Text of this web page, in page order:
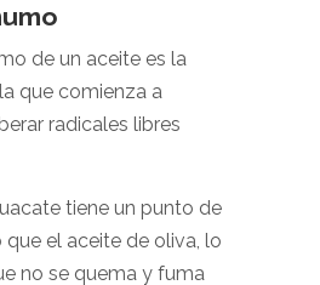
de un aceite es la
que comienza a
radicales libres
tiene un punto de
el aceite de oliva, lo
no se quema y fuma